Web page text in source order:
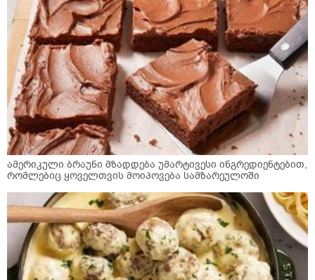
ამერიკული ბრაუნი მზადდება უმარტივესი ინგრედიენტებით,
რომლებიც ყოველთვის მოიპოვება სამზარეულოში